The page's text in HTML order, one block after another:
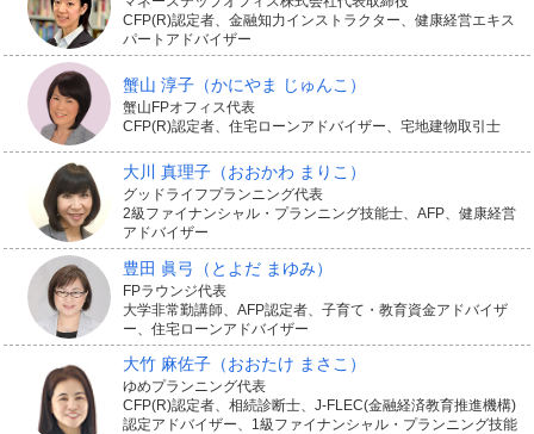
2.弁護士による法的な対処にかかる
費用に備えられる
トラブルの解決のための対応や法的な手続きを弁護士に
依頼するときには、法律相談とは別に弁護士報酬を支払
うことになります。
たとえばトラブルの相手に内容証明郵便を送る、示談交
渉をする、訴訟を起こすなど法的な手続きを取るときな
CFP(R)認定者、金融知力インストラクター、健康経営エキス
パートアドバイザー
蟹山 淳子 （かにやま じゅんこ）
蟹山FPオフィス代表
CFP(R)認定者、住宅ローンアドバイザー、宅地建物取引士
大川 真理子 （おおかわ まりこ）
グッドライフプランニング代表
2級ファイナンシャル・プランニング技能士、AFP、健康経営
アドバイザー
豊田 眞弓 （とよだ まゆみ）
FPラウンジ代表
大学非常勤講師、AFP認定者、子育て・教育資金アドバイザ
ー、住宅ローンアドバイザー
大竹 麻佐子 （おおたけ まさこ）
ゆめプランニング代表
CFP(R)認定者、相続診断士、J-FLEC(金融経済教育推進機構)
認定アドバイザー、1級ファイナンシャル・プランニング技能